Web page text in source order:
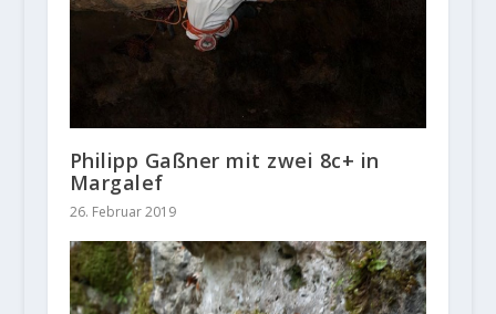
Philipp Gaßner mit zwei 8c+ in
Margalef
26. Februar 2019